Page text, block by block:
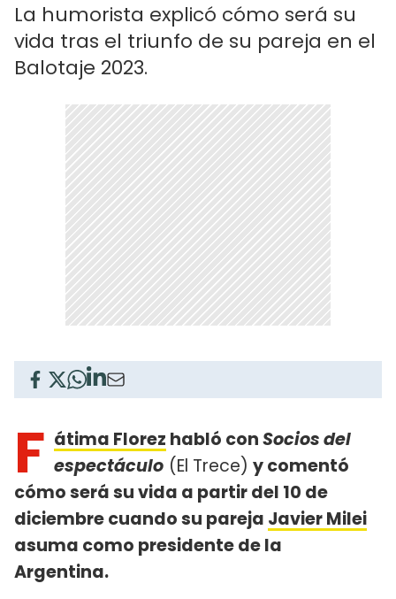
La humorista explicó cómo será su
vida tras el triunfo de su pareja en el
Balotaje 2023.
F átima Florez habló conSocios del
espectáculo (El Trece) y comentó
cómo será su vida a partir del 10 de
diciembre cuando su pareja Javier Milei
asuma como presidente de la
Argentina.